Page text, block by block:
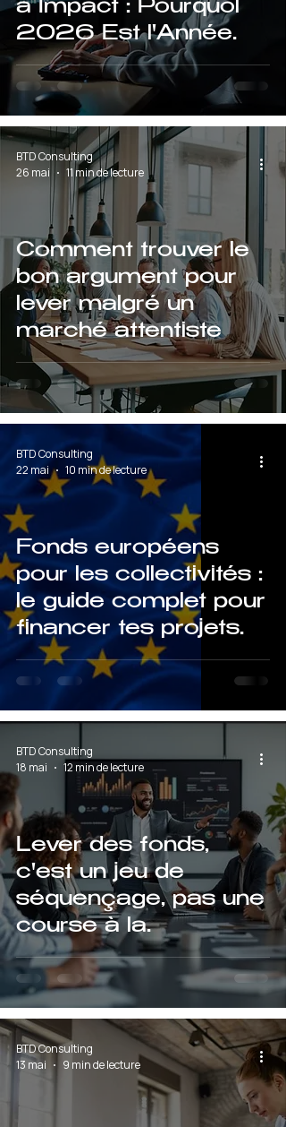
à Impact : Pourquoi
2026 Est l'Année
Charnière de
l'Entrepreneuriat
Français
Comment trouver le
bon argument pour
lever malgré un
marché attentiste
BTD Consulting
26 mai
11 min de lecture
Fonds européens
pour les collectivités :
le guide complet pour
financer tes projets
de commune
BTD Consulting
22 mai
10 min de lecture
Lever des fonds,
c'est un jeu de
séquençage, pas une
course à la
valorisation
BTD Consulting
18 mai
12 min de lecture
BTD Consulting
13 mai
9 min de lecture